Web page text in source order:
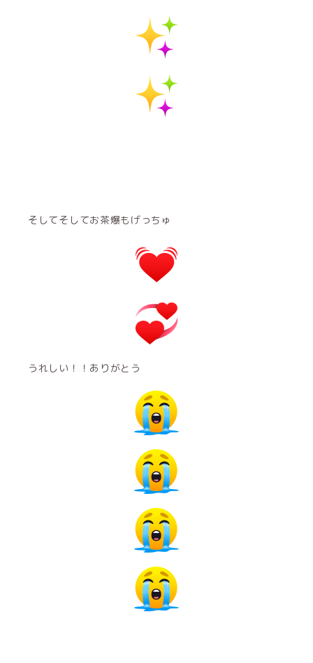
そしてそしてお茶爆もげっちゅ
うれしい！！ありがとう